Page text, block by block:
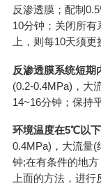
反渗透膜；配制
10分钟；关闭所有
上，则每10天须更
反渗透膜系统短期
(0.2-0.4MPa)，大
14~16分钟；保持
环境温度在5℃以下
0.4MPa)，大流量(
钟;在有条件的地
上面的方法，进行